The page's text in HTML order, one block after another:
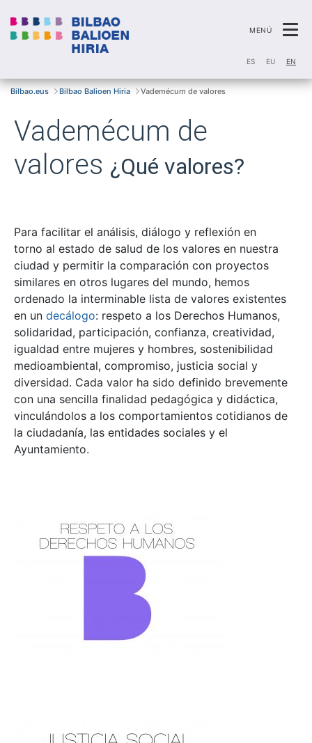
MENÚ
ES EU EN
Bilbao.eus Bilbao Balioen Hiria Vademécum de valores
Vademécum de
valores ¿Qué valores?
Para facilitar el análisis, diálogo y reflexión en
torno al estado de salud de los valores en nuestra
ciudad y permitir la comparación con proyectos
similares en otros lugares del mundo, hemos
ordenado la interminable lista de valores existentes
en un decálogo: respeto a los Derechos Humanos,
solidaridad, participación, confianza, creatividad,
igualdad entre mujeres y hombres, sostenibilidad
medioambiental, compromiso, justicia social y
diversidad. Cada valor ha sido definido brevemente
con una sencilla finalidad pedagógica y didáctica,
vinculándolos a los comportamientos cotidianos de
la ciudadanía, las entidades sociales y el
Ayuntamiento.